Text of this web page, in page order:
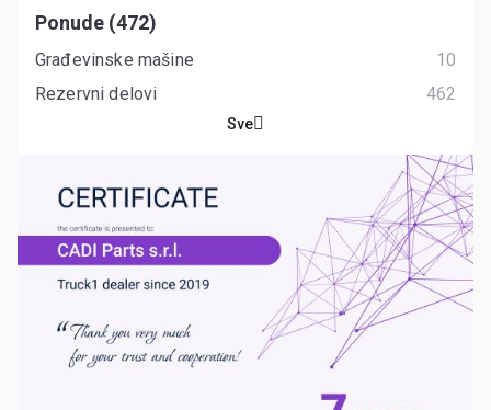
Ponude (472)
Građevinske mašine
10
Rezervni delovi
462
Sve